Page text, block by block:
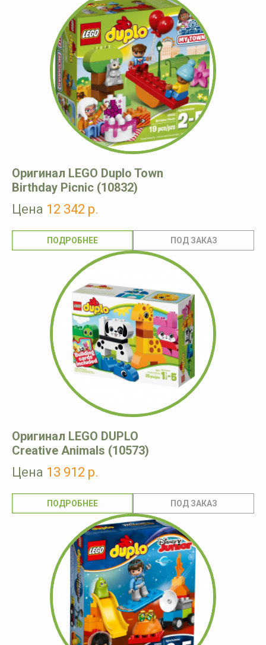
Оригинал LEGO Duplo Town
Birthday Picnic (10832)
Цена 12 342 р.
ПОДРОБНЕЕ
Оригинал LEGO DUPLO
Creative Animals (10573)
Цена 13 912 р.
ПОДРОБНЕЕ